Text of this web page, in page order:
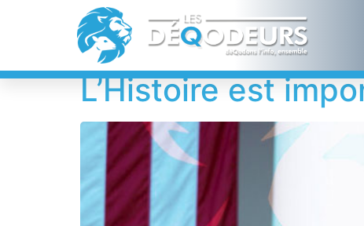
Étiquette :1776
L’Histoire est